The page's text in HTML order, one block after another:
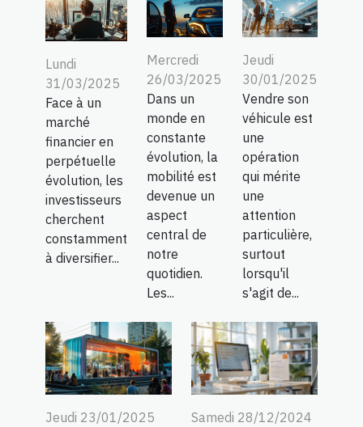
Lundi
31/03/2025
Face à un
marché
financier en
perpétuelle
évolution, les
investisseurs
cherchent
constamment
à diversifier...
Mercredi
26/03/2025
Dans un
monde en
constante
évolution, la
mobilité est
devenue un
aspect
central de
notre
quotidien.
Les...
Jeudi
30/01/2025
Vendre son
véhicule est
une
opération
qui mérite
une
attention
particulière,
surtout
lorsqu'il
s'agit de...
Jeudi 23/01/2025
Samedi 28/12/2024